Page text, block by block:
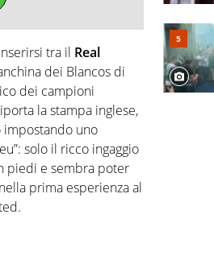
tra il Real
dei Blancos di
dei campioni
la stampa inglese,
impostando uno
solo il ricco ingaggio
piedi e sembra poter
prima esperienza al